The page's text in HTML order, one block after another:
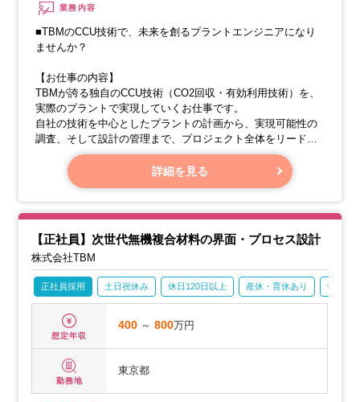
業務内容
■TBMのCCU技術で、未来を創るプラントエンジニアになり
ませんか？
【お仕事の内容】
TBMが誇る独自のCCU技術（CO2回収・有効利用技術）を、
実際のプラントで実現していくお仕事です。
自社の技術を中心としたプラントの計画から、実現可能性の
調査、そして設計の管理まで、プロジェクト全体をリードす
る大切な役割を担っていただきます。
日本だけでなく、海外の企業とも協力しながら、世界中でプ
ラントを展開していくことを目指しています。
・【自社技術の実現計画】
詳細を見る
【正社員】次世代無機複合材料の界面・プロセス設計
株式会社TBM
正社員採用 土日祝休み 休日120日以上 産休・育休あり 学歴不
想定年収
400 ～800万円
勤務地
東京都